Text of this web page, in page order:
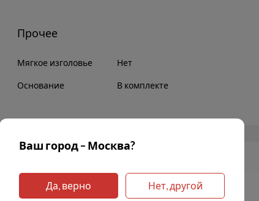
Прочее
Мягкое изголовье Нет
Основание В комплекте
Ваш город – Москва?
Да, верно Нет, другой